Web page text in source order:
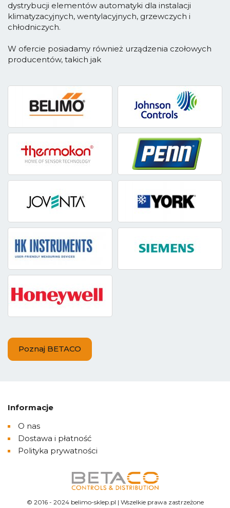
dystrybucji elementów automatyki dla instalacji
klimatyzacyjnych, wentylacyjnych, grzewczych i
chłodniczych.
W ofercie posiadamy również urządzenia czołowych
producentów, takich jak
Poznaj BETACO
Informacje
O nas
Dostawa i płatność
Polityka prywatności
© 2016 - 2024 belimo-sklep.pl | Wszelkie prawa zastrzeżone